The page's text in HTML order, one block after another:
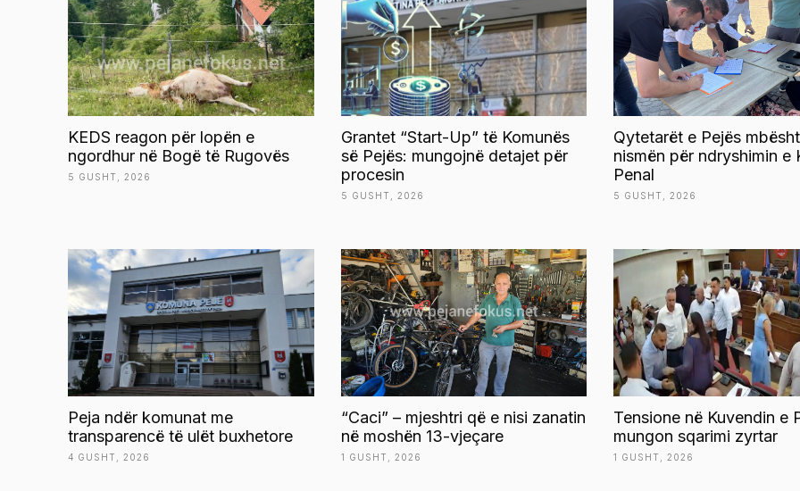
KEDS reagon për lopën e
ngordhur në Bogë të Rugovës
5 GUSHT, 2026
Grantet “Start-Up” të Komunës
së Pejës: mungojnë detajet për
procesin
5 GUSHT, 2026
Qytetarët e Pejës
nismën për ndryshimin e
Penal
5 GUSHT, 2026
Peja ndër komunat me
transparencë të ulët buxhetore
4 GUSHT, 2026
“Caci” – mjeshtri që e nisi zanatin
në moshën 13-vjeçare
1 GUSHT, 2026
Tensione në Kuvendin e
mungon sqarimi zyrtar
1 GUSHT, 2026